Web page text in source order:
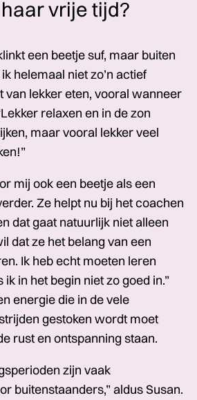
vrije tijd?
een beetje suf, maar buiten
helemaal niet zo’n actief
van lekker eten, vooral wanneer
relaxen en in de zon
maar vooral lekker veel
mij ook een beetje als een
Ze helpt nu bij het coachen
dat gaat natuurlijk niet alleen
dat ze het belang van een
Ik heb echt moeten leren
in het begin niet zo goed in.”
energie die in de vele
gestoken wordt moet
rust en ontspanning staan.
zijn vaak
buitenstaanders,” aldus Susan.